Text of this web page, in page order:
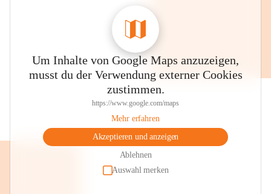
Um Inhalte von Google Maps anzuzeigen,
musst du der Verwendung externer Cookies
zustimmen.
https://www.google.com/maps
Mehr erfahren
Akzeptieren und anzeigen
Ablehnen
Auswahl merken